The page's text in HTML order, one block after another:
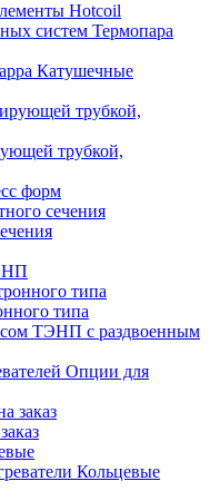
Hotcoil
Термопара
Катушечные
трубкой,
форм
сечения
типа
ТЭНП с раздвоенным
Опции для
Кольцевые